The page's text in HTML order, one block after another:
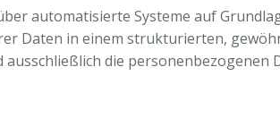
automatisierte Systeme auf
Daten in einem strukturierten,
die personenbezogenen